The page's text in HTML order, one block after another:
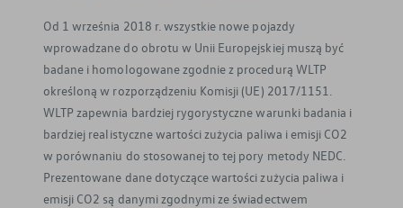
Od 1 września 2018 r. wszystkie nowe pojazdy
wprowadzane do obrotu w Unii Europejskiej muszą być
badane i homologowane zgodnie z procedurą WLTP
określoną w rozporządzeniu Komisji (UE) 2017/1151.
WLTP zapewnia bardziej rygorystyczne warunki badania i
bardziej realistyczne wartości zużycia paliwa i emisji CO2
w porównaniu do stosowanej to tej pory metody NEDC.
Prezentowane dane dotyczące wartości zużycia paliwa i
emisji CO2 są danymi zgodnymi ze świadectwem